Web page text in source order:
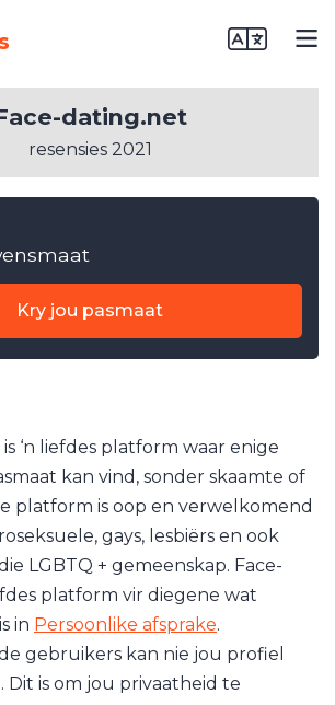
Kry jou pasmaat
dating.net
resensies 2021
‘n liefdes platform waar enige
kan vind, sonder skaamte of
platform is oop en verwelkomend
gays, lesbiërs en ook
LGBTQ + gemeenskap. Face-
platform vir diegene wat
in Persoonlike afsprake.
gebruikers kan nie jou profiel
Dit is om jou privaatheid te